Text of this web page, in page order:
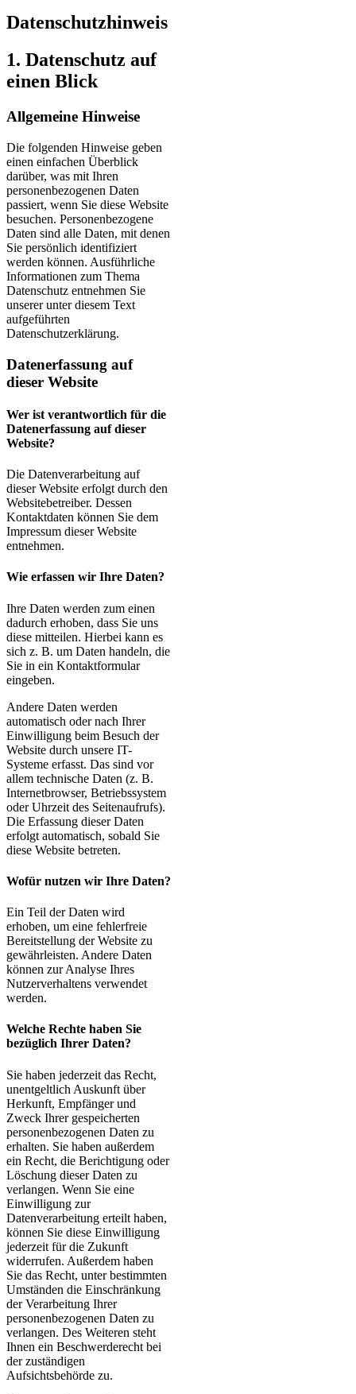
Datenschutzhinweis
1. Datenschutz auf
einen Blick
Allgemeine Hinweise
Die folgenden Hinweise geben
einen einfachen Überblick
darüber, was mit Ihren
personenbezogenen Daten
passiert, wenn Sie diese Website
besuchen. Personenbezogene
Daten sind alle Daten, mit denen
Sie persönlich identifiziert
werden können. Ausführliche
Informationen zum Thema
Datenschutz entnehmen Sie
unserer unter diesem Text
aufgeführten
Datenschutzerklärung.
Datenerfassung auf
dieser Website
Wer ist verantwortlich für die
Datenerfassung auf dieser
Website?
Die Datenverarbeitung auf
dieser Website erfolgt durch den
Websitebetreiber. Dessen
Kontaktdaten können Sie dem
Impressum dieser Website
entnehmen.
Wie erfassen wir Ihre Daten?
Ihre Daten werden zum einen
dadurch erhoben, dass Sie uns
diese mitteilen. Hierbei kann es
sich z. B. um Daten handeln, die
Sie in ein Kontaktformular
eingeben.
Andere Daten werden
automatisch oder nach Ihrer
Einwilligung beim Besuch der
Website durch unsere IT-
Systeme erfasst. Das sind vor
allem technische Daten (z. B.
Internetbrowser, Betriebssystem
oder Uhrzeit des Seitenaufrufs).
Die Erfassung dieser Daten
erfolgt automatisch, sobald Sie
diese Website betreten.
Wofür nutzen wir Ihre Daten?
Ein Teil der Daten wird
erhoben, um eine fehlerfreie
Bereitstellung der Website zu
gewährleisten. Andere Daten
können zur Analyse Ihres
Nutzerverhaltens verwendet
werden.
Welche Rechte haben Sie
bezüglich Ihrer Daten?
Sie haben jederzeit das Recht,
unentgeltlich Auskunft über
Herkunft, Empfänger und
Zweck Ihrer gespeicherten
personenbezogenen Daten zu
erhalten. Sie haben außerdem
ein Recht, die Berichtigung oder
Löschung dieser Daten zu
verlangen. Wenn Sie eine
Einwilligung zur
Datenverarbeitung erteilt haben,
können Sie diese Einwilligung
jederzeit für die Zukunft
widerrufen. Außerdem haben
Sie das Recht, unter bestimmten
Umständen die Einschränkung
der Verarbeitung Ihrer
personenbezogenen Daten zu
verlangen. Des Weiteren steht
Ihnen ein Beschwerderecht bei
der zuständigen
Aufsichtsbehörde zu.